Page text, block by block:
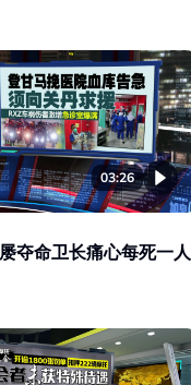
03:26
夺命卫长痛心每死一人